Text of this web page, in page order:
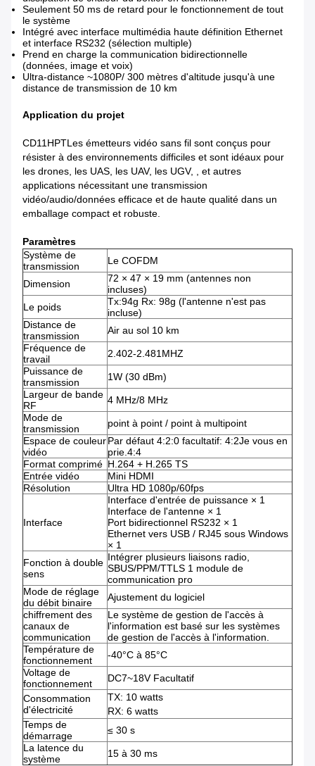
Seulement 50 ms de retard pour le fonctionnement de tout
le système
Intégré avec interface multimédia haute définition Ethernet
et interface RS232 (sélection multiple)
Prend en charge la communication bidirectionnelle
(données, image et voix)
Ultra-distance ~1080P/ 300 mètres d'altitude jusqu'à une
distance de transmission de 10 km
Application du projet
CD11HPTLes émetteurs vidéo sans fil sont conçus pour
résister à des environnements difficiles et sont idéaux pour
les drones, les UAS, les UAV, les UGV, , et autres
applications nécessitant une transmission
vidéo/audio/données efficace et de haute qualité dans un
emballage compact et robuste.
Paramètres
Système de
transmission
Le COFDM
Dimension
72 × 47 × 19 mm (antennes non
incluses)
Le poids
Tx:94g Rx: 98g (l'antenne n'est pas
incluse)
Distance de
transmission
Air au sol 10 km
Fréquence de
travail
2.402-2.481MHZ
Puissance de
transmission
1W (30 dBm)
Largeur de bande
RF
4 MHz/8 MHz
Mode de
transmission
point à point / point à multipoint
Espace de couleur
vidéo
Par défaut 4:2:0 facultatif: 4:2Je vous en
prie.4:4
Format comprimé H.264 + H.265 TS
Entrée vidéo
Mini HDMI
Résolution
Ultra HD 1080p/60fps
Interface
Interface d'entrée de puissance × 1
Interface de l'antenne × 1
Port bidirectionnel RS232 × 1
Ethernet vers USB / RJ45 sous Windows
× 1
Fonction à double
sens
Intégrer plusieurs liaisons radio,
SBUS/PPM/TTLS 1 module de
communication pro
Mode de réglage
du débit binaire
Ajustement du logiciel
chiffrement des
canaux de
communication
Le système de gestion de l'accès à
l'information est basé sur les systèmes
de gestion de l'accès à l'information.
Température de
fonctionnement
-40°C à 85°C
Voltage de
fonctionnement
DC7~18V Facultatif
Consommation
d'électricité
TX: 10 watts
RX: 6 watts
Temps de
démarrage
≤ 30 s
La latence du
système
15 à 30 ms